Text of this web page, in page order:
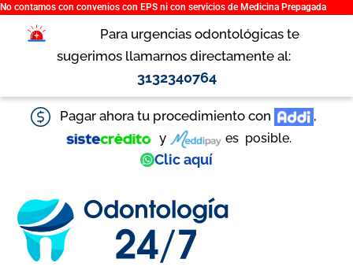
Ir
contenido
No contamos con convenios con EPS ni con servicios de Medicina Prepagada
Para urgencias odontológicas te
sugerimos llamarnos directamente al:
3132340764
Pagar ahora tu procedimiento con
,
y
es posible.
Clic aquí